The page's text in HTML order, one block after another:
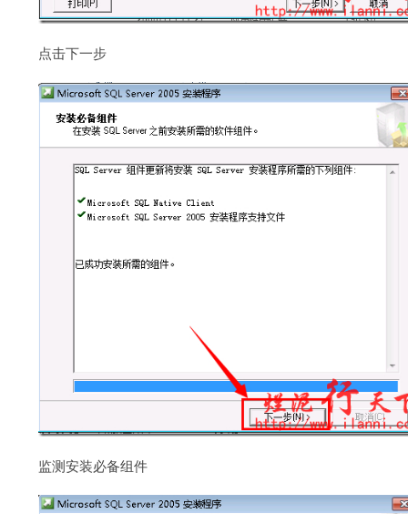
点击下一步
监测安装必备组件